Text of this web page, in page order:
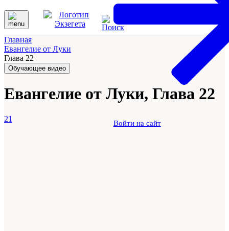
Войти на сайт
Главная
Евангелие от Луки
Глава 22
Обучающее видео
Евангелие от Луки, Глава 22
21